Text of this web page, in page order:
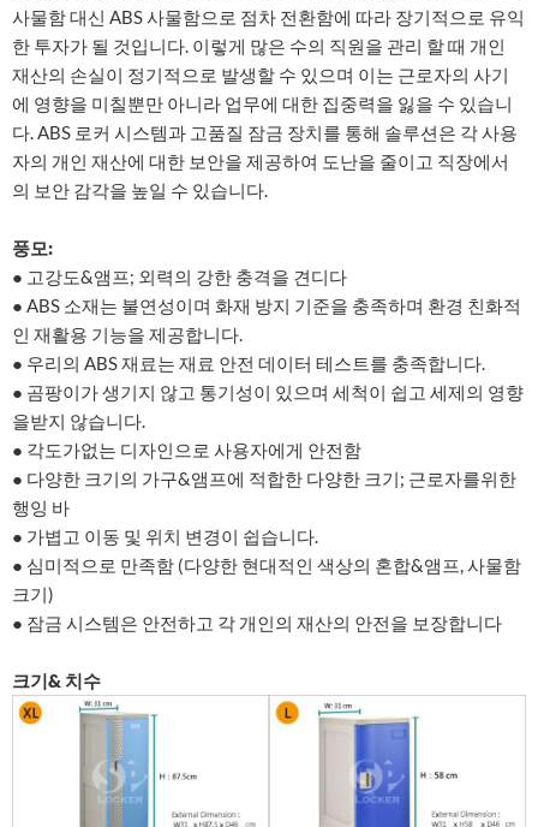
사물함 대신 ABS 사물함으로 점차 전환함에 따라 장기적으로 유익
한 투자가 될 것입니다. 이렇게 많은 수의 직원을 관리 할 때 개인
재산의 손실이 정기적으로 발생할 수 있으며 이는 근로자의 사기
에 영향을 미칠뿐만 아니라 업무에 대한 집중력을 잃을 수 있습니
다. ABS 로커 시스템과 고품질 잠금 장치를 통해 솔루션은 각 사용
자의 개인 재산에 대한 보안을 제공하여 도난을 줄이고 직장에서
의 보안 감각을 높일 수 있습니다.
풍모:
● 고강도&앰프; 외력의 강한 충격을 견디다
● ABS 소재는 불연성이며 화재 방지 기준을 충족하며 환경 친화적
인 재활용 기능을 제공합니다.
● 우리의 ABS 재료는 재료 안전 데이터 테스트를 충족합니다.
● 곰팡이가 생기지 않고 통기성이 있으며 세척이 쉽고 세제의 영향
을받지 않습니다.
● 각도가없는 디자인으로 사용자에게 안전함
● 다양한 크기의 가구&앰프에 적합한 다양한 크기; 근로자를위한
행잉 바
● 가볍고 이동 및 위치 변경이 쉽습니다.
● 심미적으로 만족함 (다양한 현대적인 색상의 혼합&앰프, 사물함
크기)
● 잠금 시스템은 안전하고 각 개인의 재산의 안전을 보장합니다
크기& 치수